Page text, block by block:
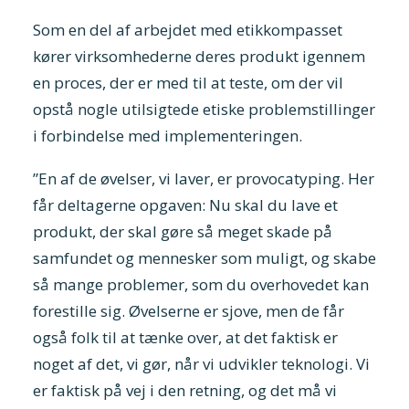
Som en del af arbejdet med etikkompasset
kører virksomhederne deres produkt igennem
en proces, der er med til at teste, om der vil
opstå nogle utilsigtede etiske problemstillinger
i forbindelse med implementeringen.
”En af de øvelser, vi laver, er provocatyping. Her
får deltagerne opgaven: Nu skal du lave et
produkt, der skal gøre så meget skade på
samfundet og mennesker som muligt, og skabe
så mange problemer, som du overhovedet kan
forestille sig. Øvelserne er sjove, men de får
også folk til at tænke over, at det faktisk er
noget af det, vi gør, når vi udvikler teknologi. Vi
er faktisk på vej i den retning, og det må vi